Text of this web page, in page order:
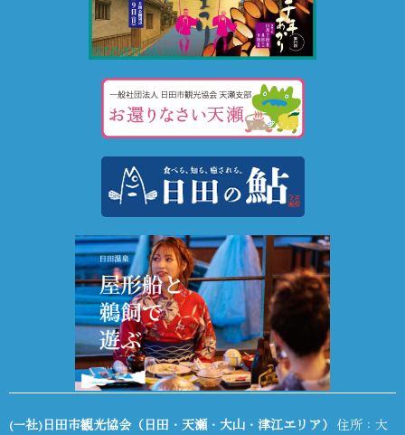
(一社)日田市観光協会（日田・天瀬・大山・津江エリア） 住所：大